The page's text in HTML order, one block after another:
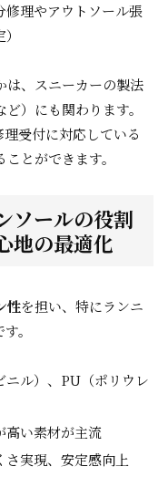
修理やアウトソール張
は、スニーカーの製法
）にも関わります。
理受付に対応している
とができます。
ソールの役割
地の最適化
性を担い、特にランニ
。
ニル）、PU（ポリウレ
高い素材が主流
さ実現、安定感向上